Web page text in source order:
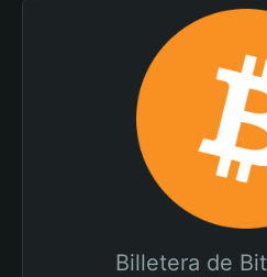
Billetera de